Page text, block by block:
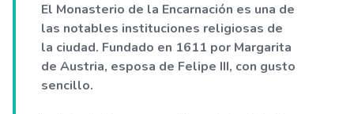
El Monasterio de la Encarnación es una de
las notables instituciones religiosas de
la ciudad. Fundado en 1611 por Margarita
de Austria, esposa de Felipe III, con gusto
sencillo.